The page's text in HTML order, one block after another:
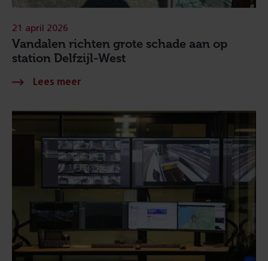
Vandalen richten grote schade aan op
station Delfzijl-West
21 april 2026